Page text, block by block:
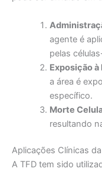
agente é
pelas
Exposição à
a área é
específico.
Morte
resultando
Aplicações Clínicas
A TFD tem sido